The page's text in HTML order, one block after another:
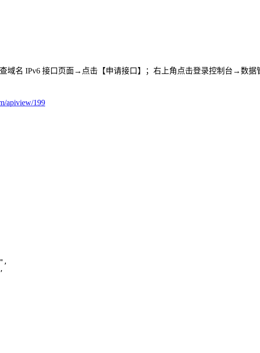
域名 IPv6 接口页面→点击【申请接口】；右上角点击登录控制台→数
apiview/199